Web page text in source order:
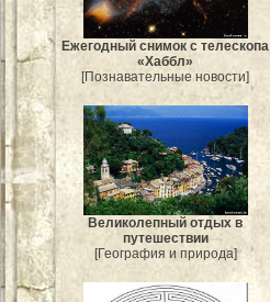
Ежегодный снимок с телескопа
«Хаббл»
[Познавательные новости]
Великолепный отдых в
путешествии
[География и природа]